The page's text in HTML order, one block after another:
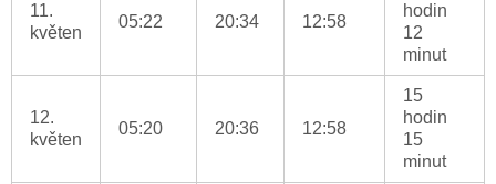
11.
květen
05:22 20:34 12:58
hodin
12
minut
12.
květen
05:20 20:36 12:58
15
hodin
15
minut